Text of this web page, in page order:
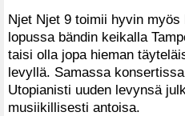
Njet Njet 9 toimii hyvin
lopussa bändin keikalla
taisi olla jopa hieman
levyllä. Samassa
Utopianisti uuden levynsä
musiikillisesti antoisa.